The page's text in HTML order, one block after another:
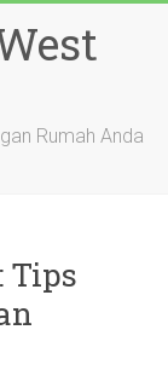
Rumah Anda
Tips